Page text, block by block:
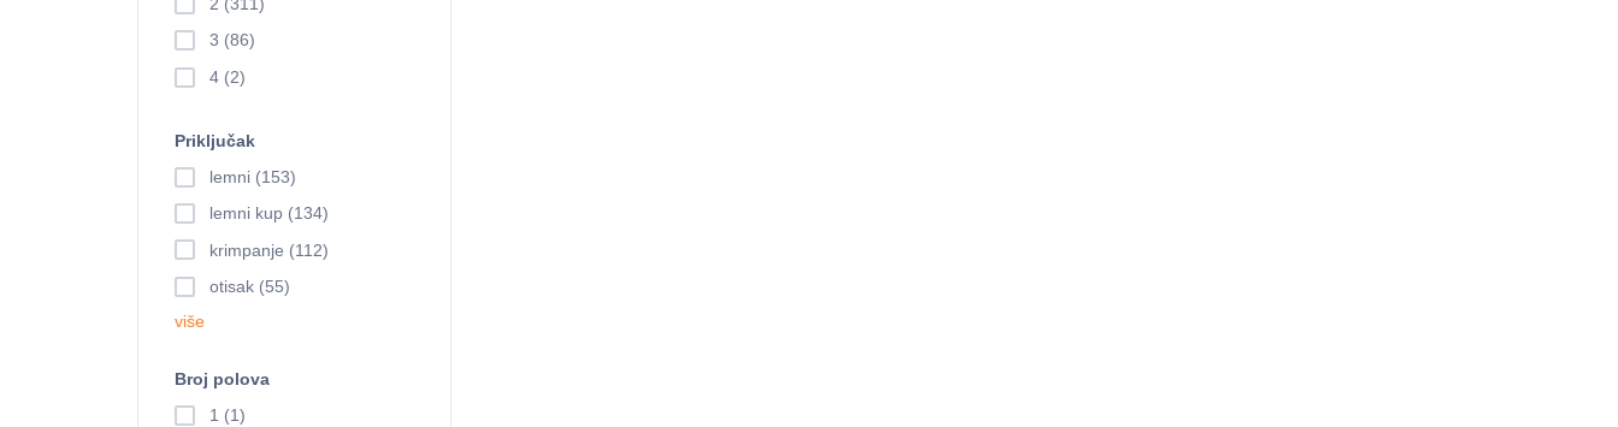
2 (311)
3 (86)
4 (2)
Priključak
lemni (153)
lemni kup (134)
krimpanje (112)
otisak (55)
više
Broj polova
1 (1)